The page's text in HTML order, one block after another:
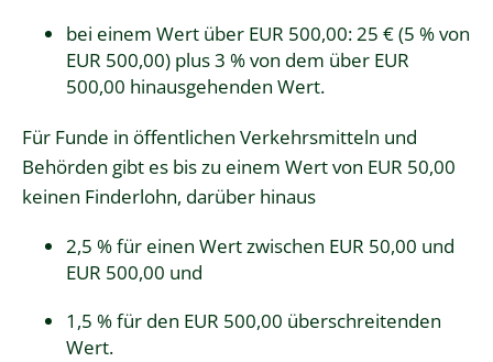
bei einem Wert über EUR 500,00: 25 € (5 % von
EUR 500,00) plus 3 % von dem über EUR
500,00 hinausgehenden Wert.
Für Funde in öffentlichen Verkehrsmitteln und
Behörden gibt es bis zu einem Wert von EUR 50,00
keinen Finderlohn, darüber hinaus
2,5 % für einen Wert zwischen EUR 50,00 und
EUR 500,00 und
1,5 % für den EUR 500,00 überschreitenden
Wert.